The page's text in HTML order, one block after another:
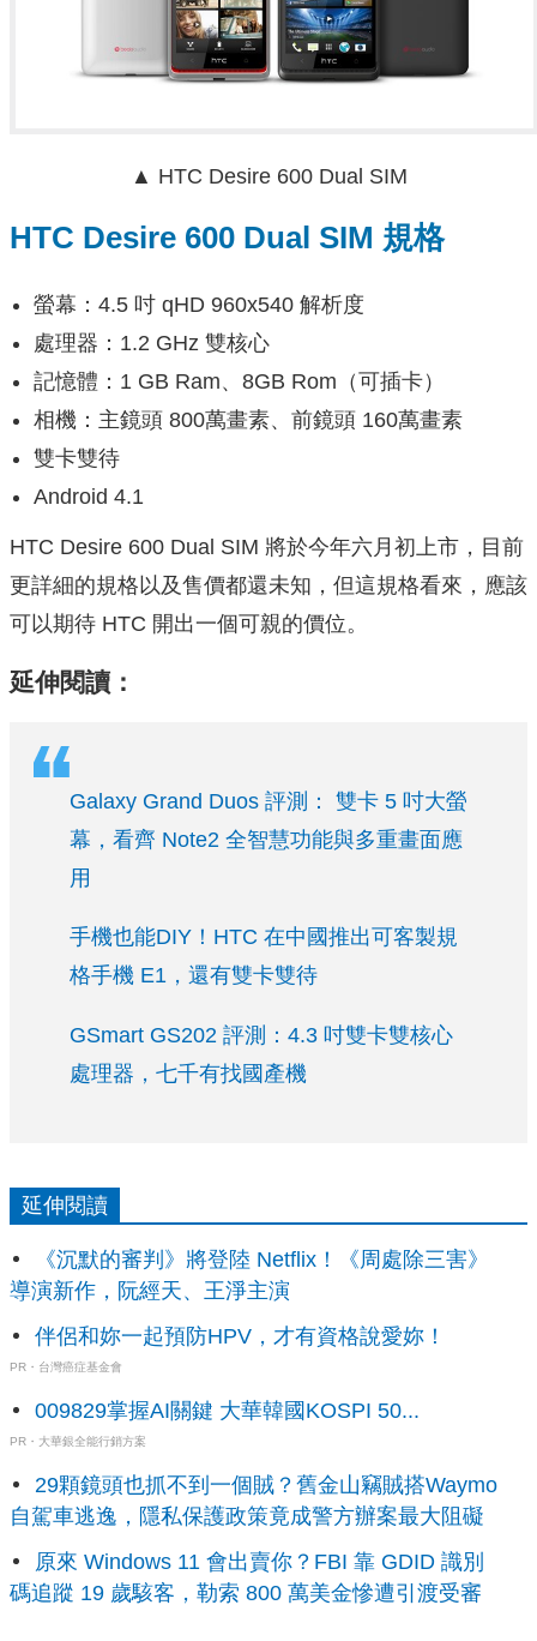
▲ HTC Desire 600 Dual SIM
HTC Desire 600 Dual SIM 規格
螢幕：4.5 吋 qHD 960x540 解析度
處理器：1.2 GHz 雙核心
記憶體：1 GB Ram、8GB Rom（可插卡）
相機：主鏡頭 800萬畫素、前鏡頭 160萬畫素
雙卡雙待
Android 4.1
HTC Desire 600 Dual SIM 將於今年六月初上市，目前
更詳細的規格以及售價都還未知，但這規格看來，應該
可以期待 HTC 開出一個可親的價位。
延伸閱讀：
Galaxy Grand Duos 評測： 雙卡 5 吋大螢
幕，看齊 Note2 全智慧功能與多重畫面應
用
手機也能DIY！HTC 在中國推出可客製規
格手機 E1，還有雙卡雙待
GSmart GS202 評測：4.3 吋雙卡雙核心
處理器，七千有找國產機
延伸閱讀
《沉默的審判》將登陸 Netflix！《周處除三害》
導演新作，阮經天、王淨主演
伴侶和妳一起預防HPV，才有資格說愛妳！
PR・台灣癌症基金會
009829掌握AI關鍵 大華韓國KOSPI 50...
PR・大華銀全能行銷方案
29顆鏡頭也抓不到一個賊？舊金山竊賊搭Waymo
自駕車逃逸，隱私保護政策竟成警方辦案最大阻礙
原來 Windows 11 會出賣你？FBI 靠 GDID 識別
碼追蹤 19 歲駭客，勒索 800 萬美金慘遭引渡受審